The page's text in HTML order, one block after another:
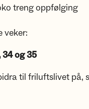
treng oppfølging
veker:
34 og 35
til friluftslivet på,